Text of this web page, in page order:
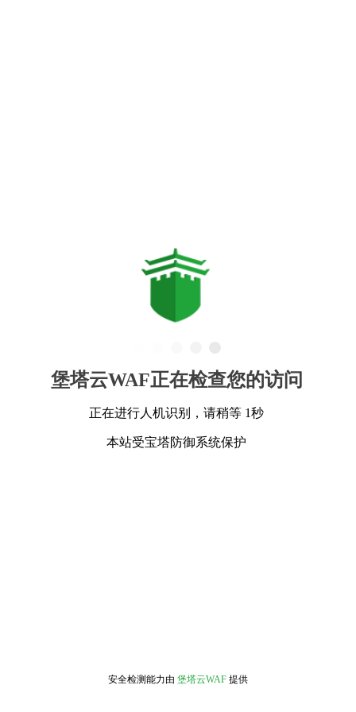
堡塔云WAF正在检查您的访问
正在进行人机识别，请稍等 1秒
本站受宝塔防御系统保护
安全检测能力由 堡塔云WAF 提供